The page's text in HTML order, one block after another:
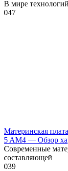
В мире
047
Материнская
5 AM4 — Обзор
Современные
составляющей
039